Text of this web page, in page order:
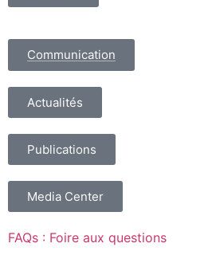
Communication
Actualités
Publications
Media Center
FAQs : Foire aux questions